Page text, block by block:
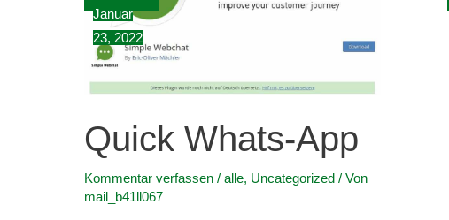
Januar
23, 2022
Quick Whats-App
Kommentar verfassen / alle, Uncategorized/ Von
mail_b41ll067